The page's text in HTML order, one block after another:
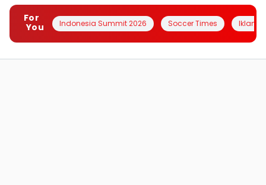
For
You
Indonesia Summit 2026 Soccer Times Iklanin